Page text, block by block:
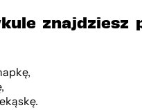
znajdziesz